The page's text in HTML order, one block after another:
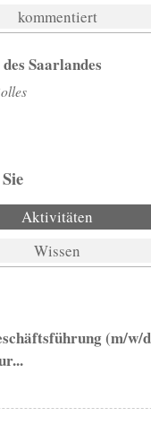
kommentiert
Saarlandes
Aktivitäten
Wissen
(m/w/